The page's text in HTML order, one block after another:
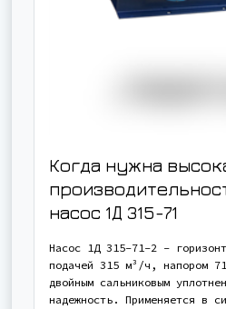
Когда нужна
насос 1Д 315-71
Насос 1Д 315-71-2 -
подачей 315 м³/ч, напором
двойным сальниковым
надежность. Применяется в